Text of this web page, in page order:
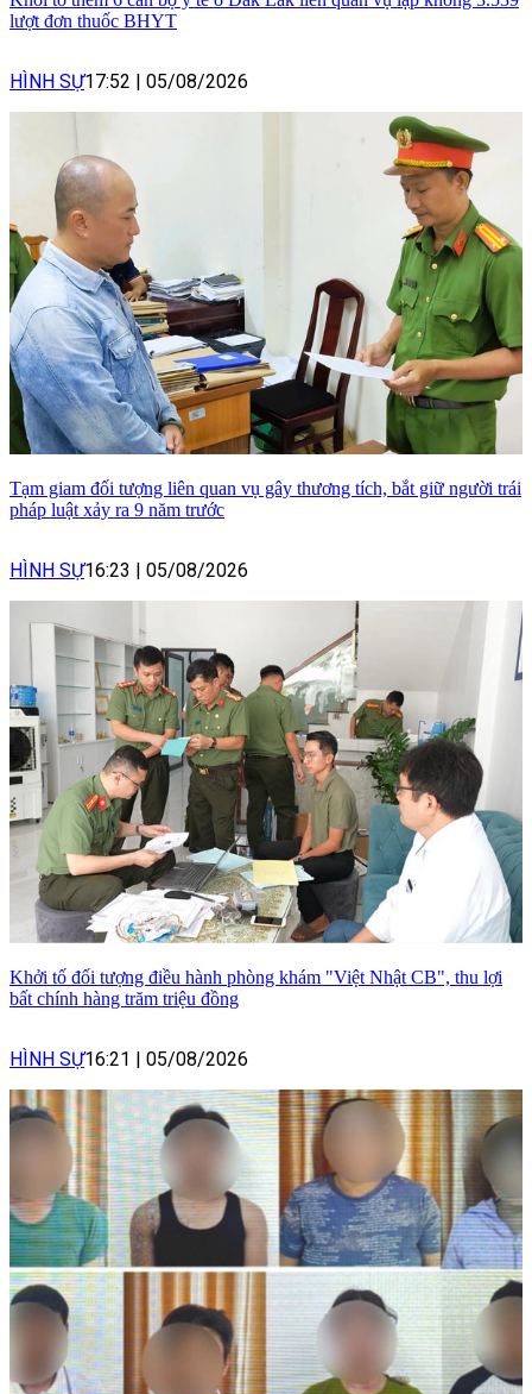
lượt đơn thuốc BHYT
HÌNH SỰ17:52 05/08/2026
Tạm giam đối tượng liên quan vụ gây thương tích, bắt giữ người trái
pháp luật xảy ra 9 năm trước
HÌNH SỰ16:23 05/08/2026
Khởi tố đối tượng điều hành phòng khám "Việt Nhật CB", thu lợi
bất chính hàng trăm triệu đồng
HÌNH SỰ16:21 05/08/2026